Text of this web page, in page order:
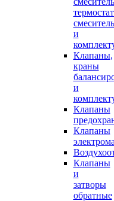
и
Клапаны,
краны
и
Клапаны
Клапаны
Клапаны
и
затворы
обратные